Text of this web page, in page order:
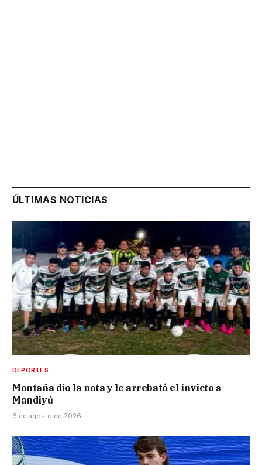
ÚLTIMAS NOTICIAS
DEPORTES
Montaña dio la nota y le arrebató el invicto a
Mandiyú
6 de agosto de 2026